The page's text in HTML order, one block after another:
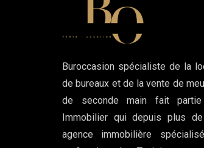
Buroccasion spécialiste de la
de bureaux et de la vente de
de seconde main fait
Immobilier qui depuis plus
agence immobilière